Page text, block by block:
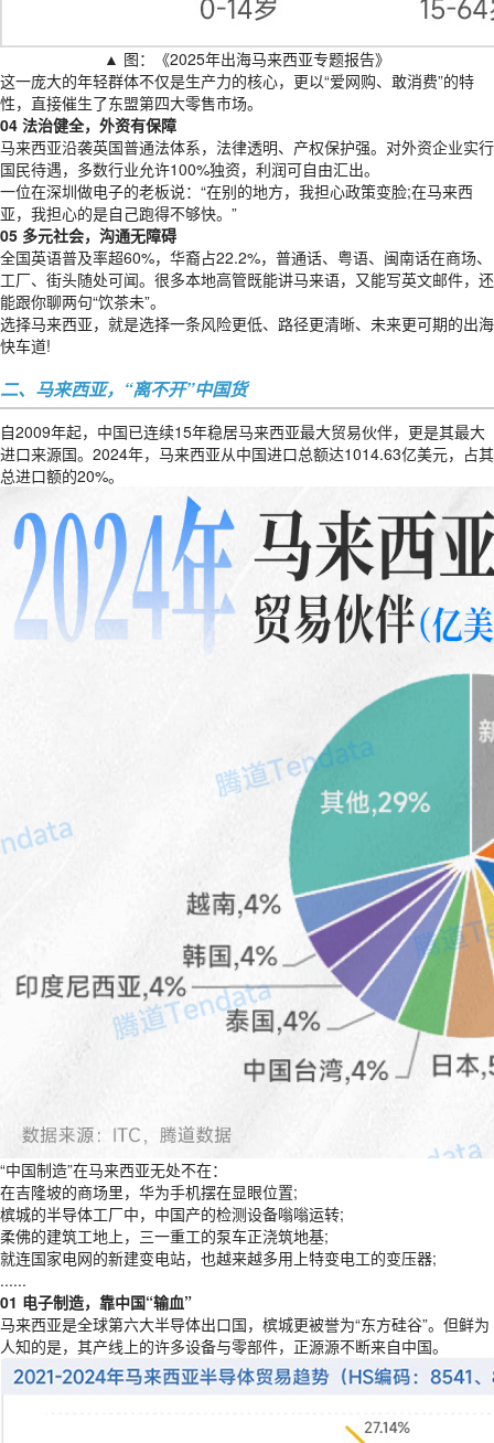
▲ 图：《2025年出海马来西亚专题报告》
这一庞大的年轻群体不仅是生产力的核心，更以“爱网购、敢消费”的特
性，直接催生了东盟第四大零售市场。
04 法治健全，外资有保障
马来西亚沿袭英国普通法体系，法律透明、产权保护强。对外资企业实行
国民待遇，多数行业允许100%独资，利润可自由汇出。
一位在深圳做电子的老板说：“在别的地方，我担心政策变脸;在马来西
亚，我担心的是自己跑得不够快。”
05 多元社会，沟通无障碍
全国英语普及率超60%，华裔占22.2%，普通话、粤语、闽南话在商场、
工厂、街头随处可闻。很多本地高管既能讲马来语，又能写英文邮件，还
能跟你聊两句“饮茶未”。
选择马来西亚，就是选择一条风险更低、路径更清晰、未来更可期的出海
快车道!
二、马来西亚，“离不开”中国货
自2009年起，中国已连续15年稳居马来西亚最大贸易伙伴，更是其最大
进口来源国。2024年，马来西亚从中国进口总额达1014.63亿美元，占其
总进口额的20%。
“中国制造”在马来西亚无处不在：
在吉隆坡的商场里，华为手机摆在显眼位置;
槟城的半导体工厂中，中国产的检测设备嗡嗡运转;
柔佛的建筑工地上，三一重工的泵车正浇筑地基;
就连国家电网的新建变电站，也越来越多用上特变电工的变压器;
......
01 电子制造，靠中国“输血”
马来西亚是全球第六大半导体出口国，槟城更被誉为“东方硅谷”。但鲜为
人知的是，其产线上的许多设备与零部件，正源源不断来自中国。